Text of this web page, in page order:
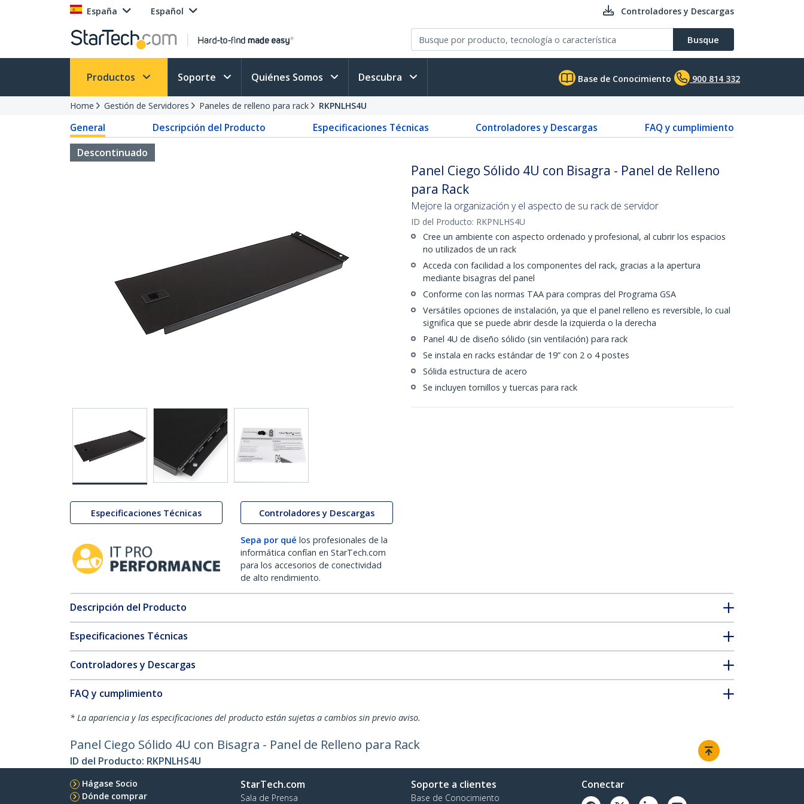
España Español Controladores y Descargas
Busque
Productos Soporte Quiénes Somos Descubra Base de Conocimiento 900 814 332
Home Gestión de Servidores Paneles de relleno para rack RKPNLHS4U
General Descripción del Producto Especificaciones Técnicas Controladores y Descargas
FAQ y cumplimiento
Descontinuado
Especificaciones Técnicas Controladores y Descargas
Sepa por qué los profesionales de la
informática confían en StarTech.com
para los accesorios de conectividad
de alto rendimiento.
Panel Ciego Sólido 4U con Bisagra - Panel de Relleno
para Rack
Mejore la organización y el aspecto de su rack de servidor
ID del Producto: RKPNLHS4U
Cree un ambiente con aspecto ordenado y profesional, al cubrir los espacios
no utilizados de un rack
Acceda con facilidad a los componentes del rack, gracias a la apertura
mediante bisagras del panel
Conforme con las normas TAA para compras del Programa GSA
Versátiles opciones de instalación, ya que el panel relleno es reversible, lo cual
significa que se puede abrir desde la izquierda o la derecha
Panel 4U de diseño sólido (sin ventilación) para rack
Se instala en racks estándar de 19” con 2 o 4 postes
Sólida estructura de acero
Se incluyen tornillos y tuercas para rack
Descripción del Producto
Especificaciones Técnicas
Controladores y Descargas
FAQ y cumplimiento
* La apariencia y las especificaciones del producto están sujetas a cambios sin previo aviso.
Panel Ciego Sólido 4U con Bisagra - Panel de Relleno para Rack
ID del Producto: RKPNLHS4U
Hágase Socio
Dónde comprar
StarTech.com
Sala de Prensa
Soporte a clientes
Base de Conocimiento
Conectar